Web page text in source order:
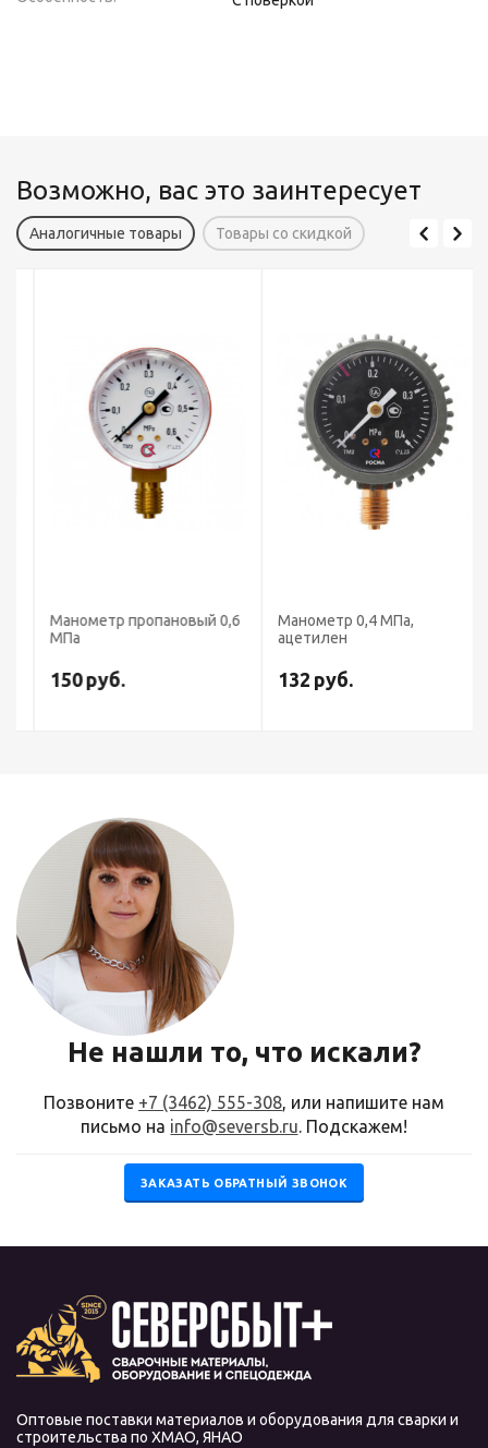
Возможно, вас это заинтересует
Аналогичные товары Товары со скидкой
Манометр пропановый 0,6
МПа
150руб.
Манометр 0,4 МПа,
ацетилен
132руб.
Не нашли то, что искали?
Позвоните +7 (3462) 555-308, или напишите нам
письмо на info@seversb.ru. Подскажем!
ЗАКАЗАТЬ ОБРАТНЫЙ ЗВОНОК
Оптовые поставки материалов и оборудования для сварки и
строительства по ХМАО, ЯНАО